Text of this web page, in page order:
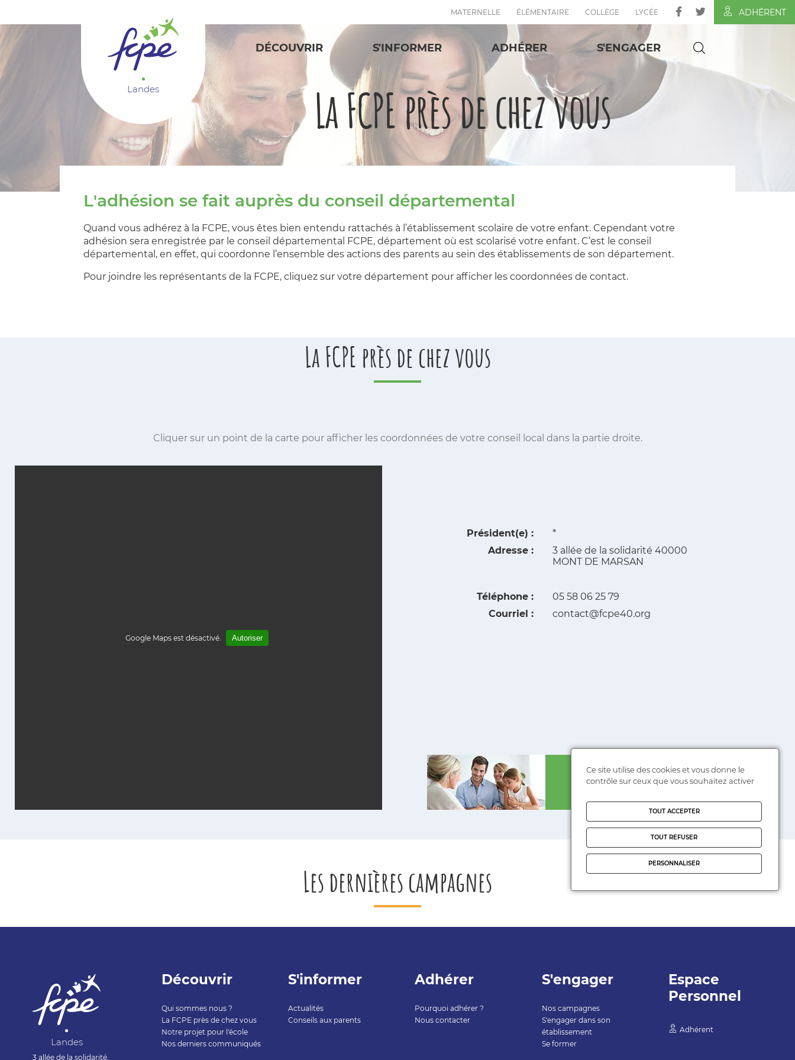
MATERNELLE ÉLÉMENTAIRE COLLÈGE LYCÉE ADHÉRENT
Landes
DÉCOUVRIR S'INFORMER ADHÉRER S'ENGAGER
La FCPE près de chez vous
L'adhésion se fait auprès du conseil départemental
Quand vous adhérez à la FCPE, vous êtes bien entendu rattachés à l’établissement scolaire de votre enfant. Cependant votre
adhésion sera enregistrée par le conseil départemental FCPE, département où est scolarisé votre enfant. C’est le conseil
départemental, en effet, qui coordonne l’ensemble des actions des parents au sein des établissements de son département.
Pour joindre les représentants de la FCPE, cliquez sur votre département pour afficher les coordonnées de contact.
La FCPE près de chez vous
Cliquer sur un point de la carte pour afficher les coordonnées de votre conseil local dans la partie droite.
Google Maps est désactivé. Autoriser
Président(e) :
*
Adresse :
3 allée de la solidarité 40000
MONT DE MARSAN
Téléphone :
05 58 06 25 79
Courriel :
contact@fcpe40.org
Adhérer
Les dernières campagnes
Landes
3 allée de la solidarité,
Découvrir
Qui sommes nous ?
La FCPE près de chez vous
Notre projet pour l'école
Nos derniers communiqués
S'informer
Actualités
Conseils aux parents
Adhérer
Pourquoi adhérer ?
Nous contacter
S'engager
Nos campagnes
S'engager dans son
établissement
Se former
Espace
Personnel
Adhérent
Ce site utilise des cookies et vous donne le
contrôle sur ceux que vous souhaitez activer
TOUT ACCEPTER
TOUT REFUSER
PERSONNALISER